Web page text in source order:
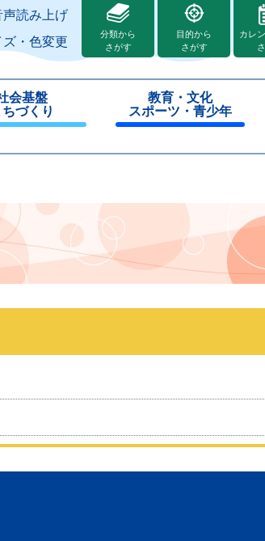
声読み上げ
・色変更
分類から
さがす
目的から
さがす
カレ
会基盤
ちづくり
教育・文化
スポーツ・青少年
じ